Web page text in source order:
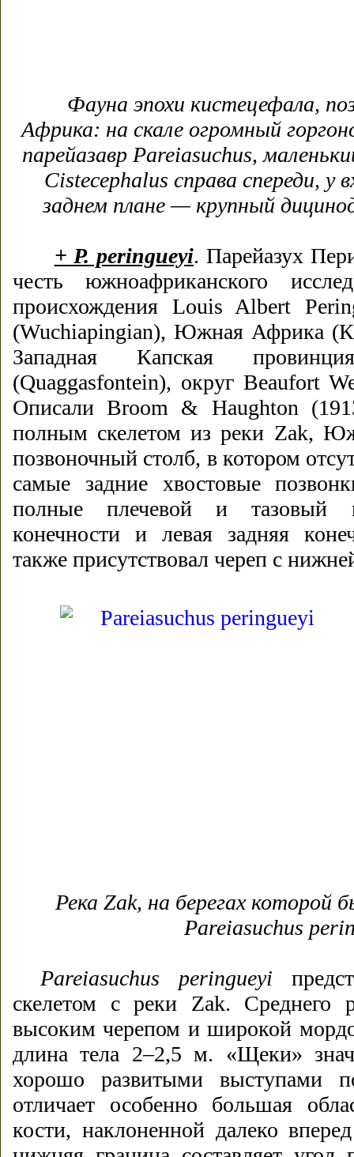
Фауна эпохи кистецефала,
Африка: на скале огромный
парейазавр Pareiasuchus,
Cistecephalus справа спереди, у
заднем плане — крупный
+ P. peringueyi. Парейазух
честь южноафриканского
происхождения Louis Albert
(Wuchiapingian), Южная Африка
Западная Капская
(Quaggasfontein), округ Beaufort
Описали Broom & Haughton
полным скелетом из реки Zak,
позвоночный столб, в котором
самые задние хвостовые
полные плечевой и тазовый
конечности и левая задняя
также присутствовал череп с
Река Zak, на берегах которой
Pareiasuchus
Pareiasuchus peringueyi
скелетом с реки Zak. Среднего
высоким черепом и широкой
длина тела 2–2,5 м. «Щеки»
хорошо развитыми выступами
отличает особенно большая
кости, наклоненной далеко